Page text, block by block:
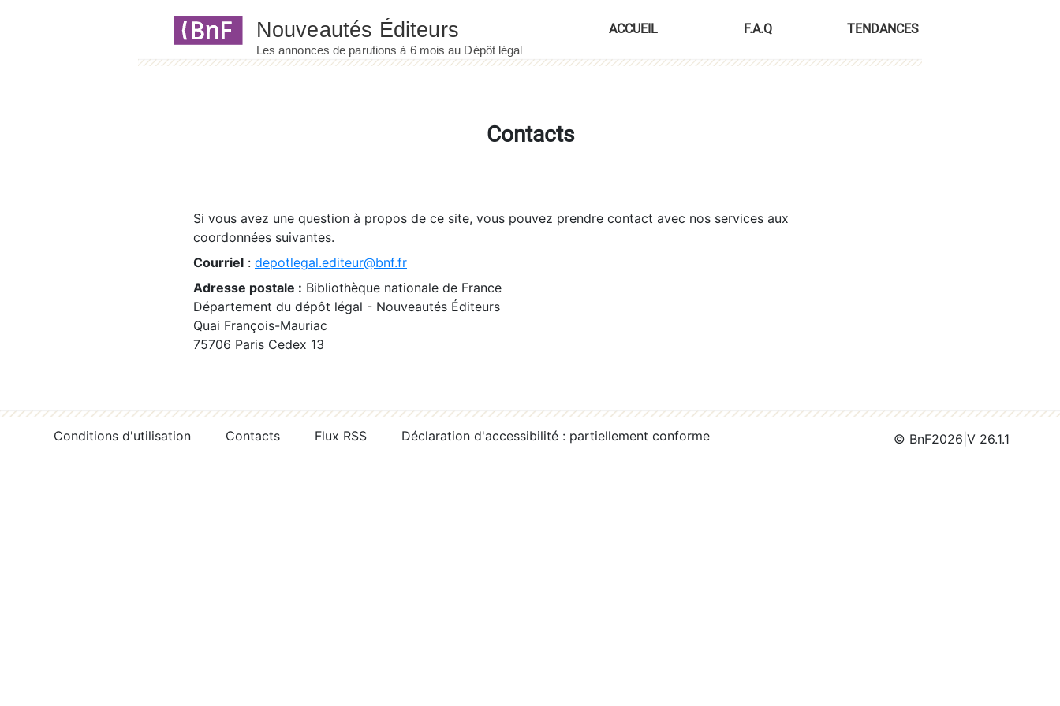
ACCUEIL F.A.Q TENDANCES
Contacts
Si vous avez une question à propos de ce site, vous pouvez prendre contact avec nos services aux
coordonnées suivantes.
Courriel : depotlegal.editeur@bnf.fr
Adresse postale : Bibliothèque nationale de France
Département du dépôt légal - Nouveautés Éditeurs
Quai François-Mauriac
75706 Paris Cedex 13
Conditions d'utilisation Contacts Flux RSS Déclaration d'accessibilité : partiellement conforme © BnF2026 V 26.1.1